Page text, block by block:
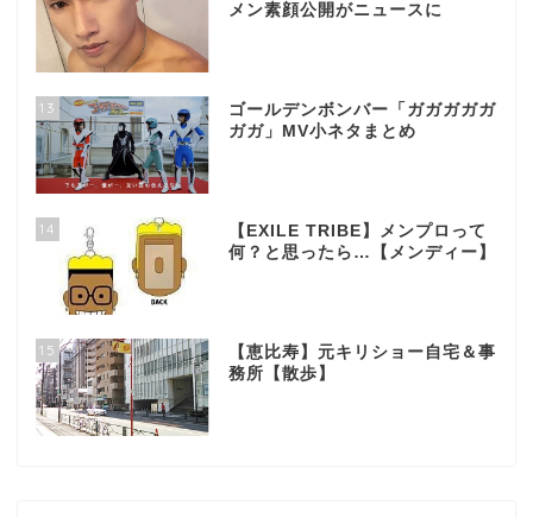
メン素顔公開がニュースに
13
ゴールデンボンバー「ガガガガガ
ガガ」MV小ネタまとめ
14
【EXILE TRIBE】メンプロって
何？と思ったら…【メンディー】
15
【恵比寿】元キリショー自宅＆事
務所【散歩】